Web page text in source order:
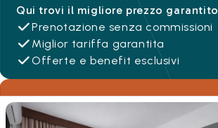
Qui trovi il migliore prezzo
Prenotazione senza commissioni
Miglior tariffa garantita
Offerte e benefit esclusivi